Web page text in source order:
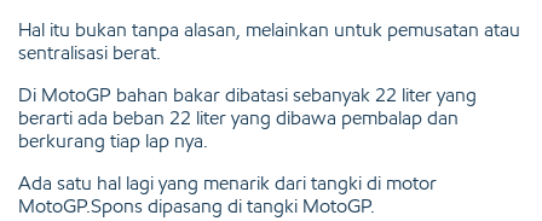
Hal itu bukan tanpa alasan, melainkan untuk pemusatan atau
sentralisasi berat.
Di MotoGP bahan bakar dibatasi sebanyak 22 liter yang
berarti ada beban 22 liter yang dibawa pembalap dan
berkurang tiap lap nya.
Ada satu hal lagi yang menarik dari tangki di motor
MotoGP.Spons dipasang di tangki MotoGP.